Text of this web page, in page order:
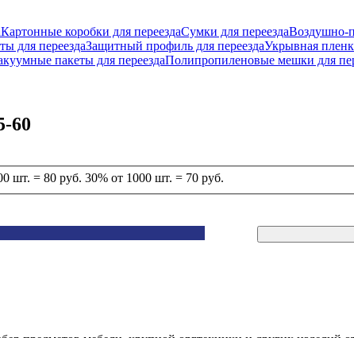
Картонные коробки для переездаСумки для переездаВоздушно-
для переездаЗащитный профиль для переездаУкрывная
пакеты для переездаПолипропиленовые мешки для
60
шт. = 80 руб. 30% от 1000 шт. = 70 руб.